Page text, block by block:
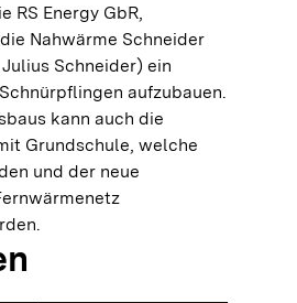
RS Energy GbR,
Nahwärme Schneider
Schneider) ein
aufzubauen.
kann auch die
Grundschule, welche
und der neue